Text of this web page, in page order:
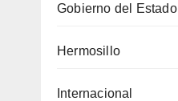
Gobierno del Estado
Hermosillo
Internacional